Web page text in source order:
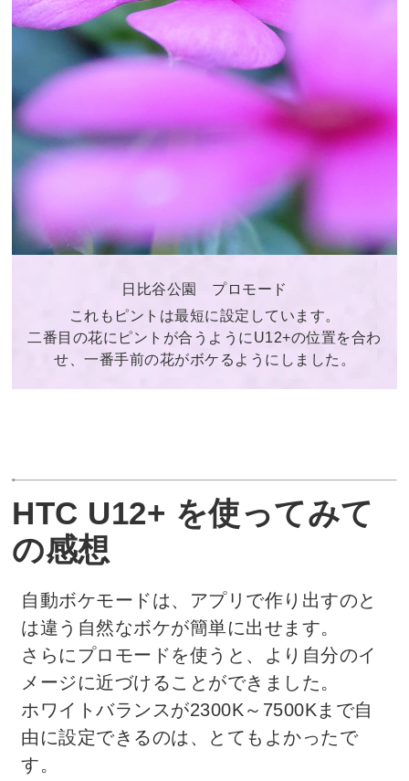
日比谷公園 プロモード
これもピントは最短に設定しています。
二番目の花にピントが合うようにU12+の位置を合わ
せ、一番手前の花がボケるようにしました。
HTC U12+ を使ってみて
の感想
自動ボケモードは、アプリで作り出すのと
は違う自然なボケが簡単に出せます。
さらにプロモードを使うと、より自分のイ
メージに近づけることができました。
ホワイトバランスが2300K～7500Kまで自
由に設定できるのは、とてもよかったで
す。